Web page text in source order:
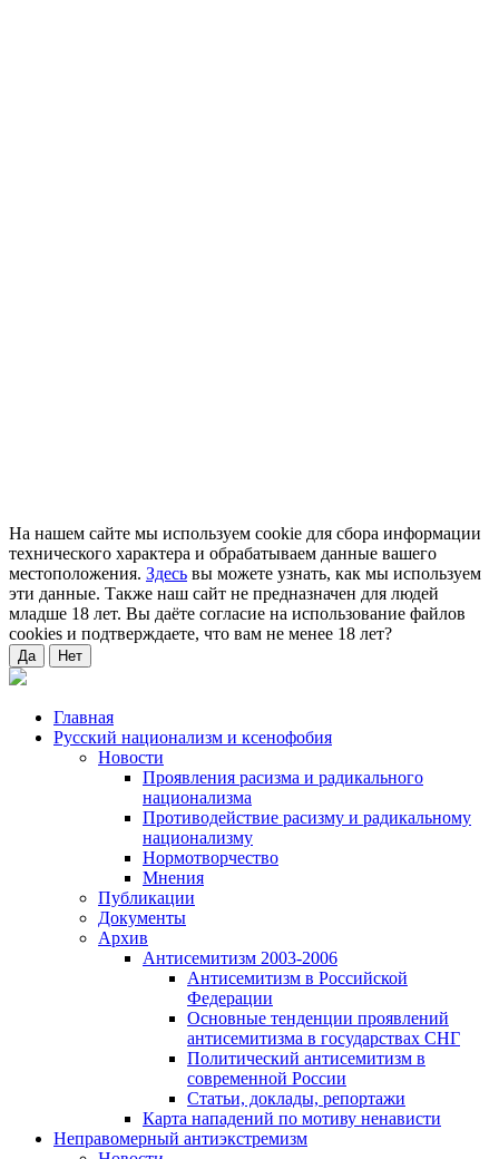
На нашем сайте мы используем cookie для сбора информации
технического характера и обрабатываем данные вашего
местоположения. Здесь вы можете узнать, как мы используем
эти данные. Также наш сайт не предназначен для людей
младше 18 лет. Вы даёте согласие на использование файлов
cookies и подтверждаете, что вам не менее 18 лет?
Да Нет
Главная
Русский национализм и ксенофобия
Новости
Проявления расизма и радикального
национализма
Противодействие расизму и радикальному
национализму
Нормотворчество
Мнения
Публикации
Документы
Архив
Антисемитизм 2003-2006
Антисемитизм в Российской
Федерации
Основные тенденции проявлений
антисемитизма в государствах СНГ
Политический антисемитизм в
современной России
Статьи, доклады, репортажи
Карта нападений по мотиву ненависти
Неправомерный антиэкстремизм